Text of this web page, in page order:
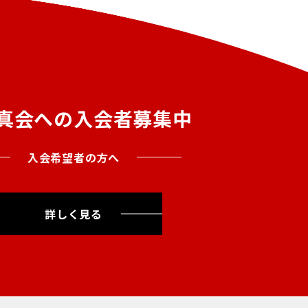
会への入会者募集中
入会希望者の方へ
詳しく見る